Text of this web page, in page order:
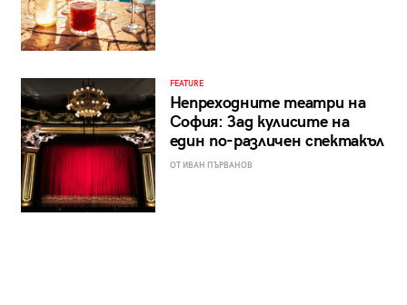
FEATURE
Непреходните театри на
София: Зад кулисите на
един по-различен спектакъл
ОТ ИВАН ПЪРВАНОВ